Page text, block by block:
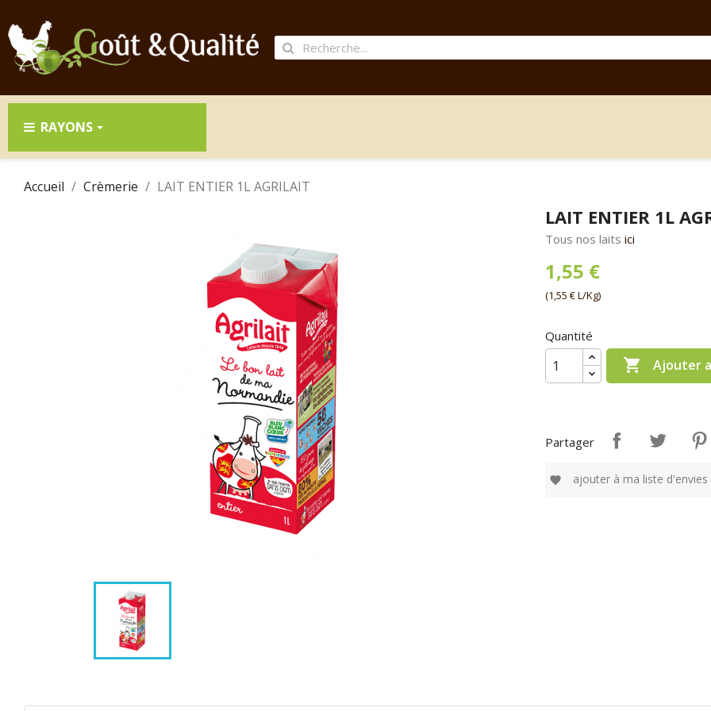
RAYONS
Accueil Crèmerie LAIT ENTIER 1L AGRILAIT
LAIT ENTIER 1L
Tous nos laits ici
1,55 €
(1,55 € L/Kg)
Quantité
 Ajouter
Partager
favorite ajouter à ma liste d'envies